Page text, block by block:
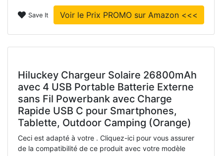
Save It Voir le Prix PROMO sur Amazon <<<
Hiluckey Chargeur Solaire 26800mAh
avec 4 USB Portable Batterie Externe
sans Fil Powerbank avec Charge
Rapide USB C pour Smartphones,
Tablette, Outdoor Camping (Orange)
Ceci est adapté à votre . Cliquez-ici pour vous assurer
de la compatibilité de ce produit avec votre modèle